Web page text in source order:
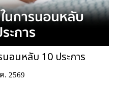
อนหลับ 10 ประการ
. 2569